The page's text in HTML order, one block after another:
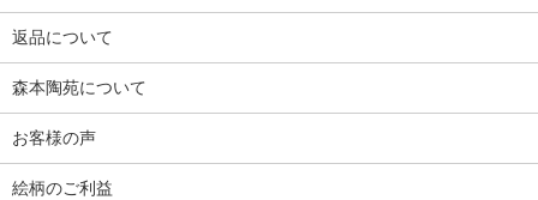
返品について
森本陶苑について
お客様の声
絵柄のご利益